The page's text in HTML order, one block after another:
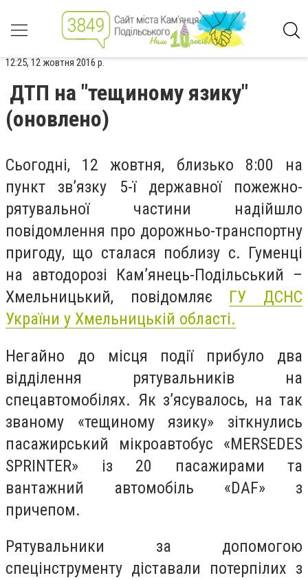
12:25, 12 жовтня 2016 р.
ДТП на "тещиному язику"
(оновлено)
Сьогодні, 12 жовтня, близько 8:00 на
пункт зв’язку 5-ї державної пожежно-
рятувальної частини надійшло
повідомлення про дорожньо-транспортну
пригоду, що сталася поблизу с. Гуменці
на автодорозі Кам’янець-Подільський –
Хмельницький, повідомляє ГУ ДСНС
України у Хмельницькій області.
Негайно до місця події прибуло два
відділення рятувальників на
спецавтомобілях. Як з’ясувалось, на так
званому «тещиному язику» зіткнулись
пасажирський мікроавтобус «MERSEDES
SPRINTER» із 20 пасажирами та
вантажний автомобіль «DAF» з
причепом.
Рятувальники за допомогою
спецінструменту діставали потерпілих з